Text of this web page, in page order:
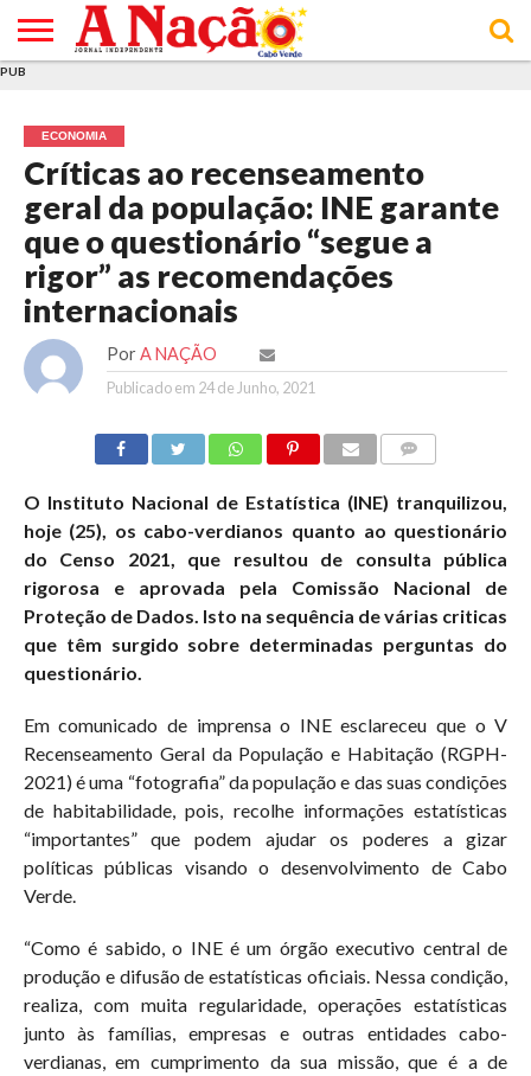
E DE
COOKIES
DE
UTILIZAÇÃO
PUB
ECONOMIA
Críticas ao recenseamento
geral da população: INE garante
que o questionário “segue a
rigor” as recomendações
internacionais
Por A NAÇÃO
Publicado em 24 de Junho, 2021
O Instituto Nacional de Estatística (INE) tranquilizou,
hoje (25), os cabo-verdianos quanto ao questionário
do Censo 2021, que resultou de consulta pública
rigorosa e aprovada pela Comissão Nacional de
Proteção de Dados. Isto na sequência de várias criticas
que têm surgido sobre determinadas perguntas do
questionário.
Em comunicado de imprensa o INE esclareceu que o V
Recenseamento Geral da População e Habitação (RGPH-
2021) é uma “fotografia” da população e das suas condições
de habitabilidade, pois, recolhe informações estatísticas
“importantes” que podem ajudar os poderes a gizar
políticas públicas visando o desenvolvimento de Cabo
Verde.
“Como é sabido, o INE é um órgão executivo central de
produção e difusão de estatísticas oficiais. Nessa condição,
realiza, com muita regularidade, operações estatísticas
junto às famílias, empresas e outras entidades cabo-
verdianas, em cumprimento da sua missão, que é a de